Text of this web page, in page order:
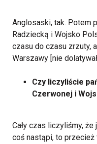
Anglosaski, tak. Potem
Radziecką i Wojsko
czasu do czasu zrzuty,
Warszawy [nie
Czy liczyliście
Czerwonej i
Cały czas liczyliśmy,
coś nastąpi, to przecież